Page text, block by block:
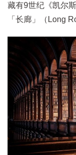
藏有9世纪《凯尔
「长廊」（Long